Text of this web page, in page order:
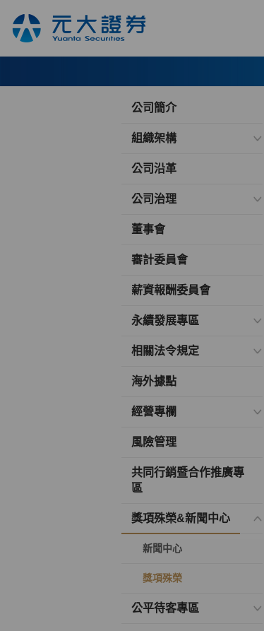
公司簡介
組織架構
公司沿革
公司治理
董事會
審計委員會
薪資報酬委員會
永續發展專區
相關法令規定
海外據點
經營專欄
風險管理
共同行銷暨合作推廣專
區
獎項殊榮&新聞中心
新聞中心
獎項殊榮
公平待客專區